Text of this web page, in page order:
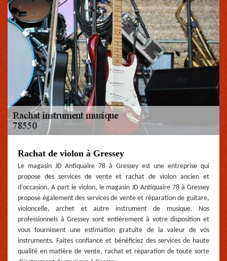
Rachat de violon à Gressey
Le magasin JD Antiquaire 78 à Gressey est une entreprise qui
propose des services de vente et rachat de violon ancien et
d’occasion. A part le violon, le magasin JD Antiquaire 78 à Gressey
propose également des services de vente et réparation de guitare,
violoncelle, archet et autre instrument de musique. Nos
professionnels à Gressey sont entièrement à votre disposition et
vous fournissent une estimation gratuite de la valeur de vos
instruments. Faites confiance et bénéficiez des services de haute
qualité en matière de vente, rachat et réparation de toute sorte